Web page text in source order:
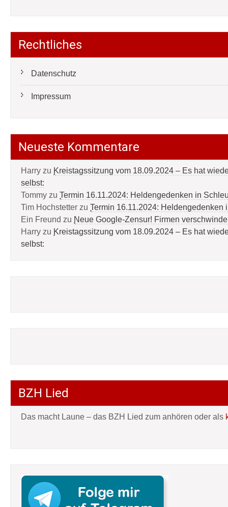
Rechtliches
Datenschutz
Impressum
Neueste Kommentare
Harry zu Kreistagssitzung vom 18.09.2024 – Es hat
selbst:
Tommy zu Termin 16.11.2024: Heldengedenken in
Tim Hochstetter zu Termin 16.11.2024: Heldengedenken
Ein Freund zu Neue Google-Zensur! Firmen
Harry zu Kreistagssitzung vom 18.09.2024 – Es hat
selbst:
BZH Lied
Das macht Laune – das BZH Lied zum anhören oder als